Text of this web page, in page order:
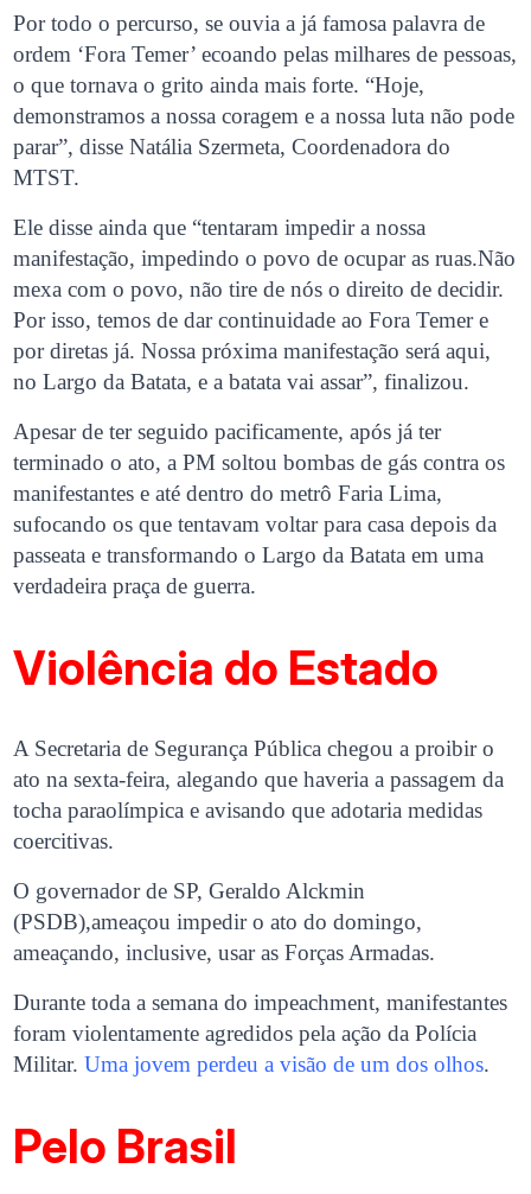
Por todo o percurso, se ouvia a já famosa palavra de
ordem ‘Fora Temer’ ecoando pelas milhares de pessoas,
o que tornava o grito ainda mais forte. “Hoje,
demonstramos a nossa coragem e a nossa luta não pode
parar”, disse Natália Szermeta, Coordenadora do
MTST.
Ele disse ainda que “tentaram impedir a nossa
manifestação, impedindo o povo de ocupar as ruas.Não
mexa com o povo, não tire de nós o direito de decidir.
Por isso, temos de dar continuidade ao Fora Temer e
por diretas já. Nossa próxima manifestação será aqui,
no Largo da Batata, e a batata vai assar”, finalizou.
Apesar de ter seguido pacificamente, após já ter
terminado o ato, a PM soltou bombas de gás contra os
manifestantes e até dentro do metrô Faria Lima,
sufocando os que tentavam voltar para casa depois da
passeata e transformando o Largo da Batata em uma
verdadeira praça de guerra.
Violência do Estado
A Secretaria de Segurança Pública chegou a proibir o
ato na sexta-feira, alegando que haveria a passagem da
tocha paraolímpica e avisando que adotaria medidas
coercitivas.
O governador de SP, Geraldo Alckmin
(PSDB),ameaçou impedir o ato do domingo,
ameaçando, inclusive, usar as Forças Armadas.
Durante toda a semana do impeachment, manifestantes
foram violentamente agredidos pela ação da Polícia
Militar.Uma jovem perdeu a visão de um dos olhos.
Pelo Brasil